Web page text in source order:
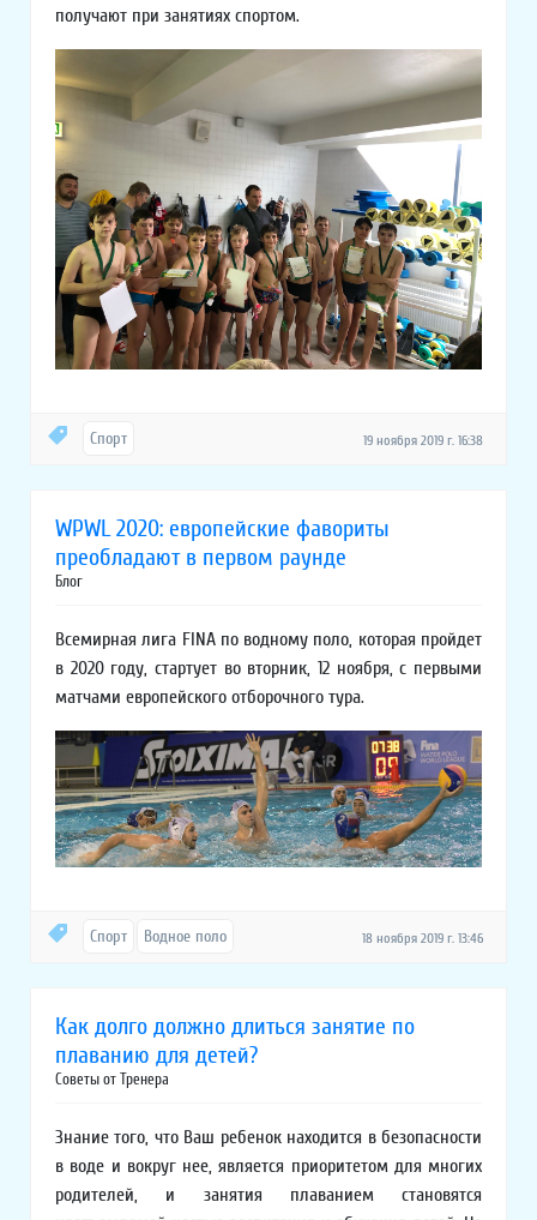
получают при занятиях спортом.
19 ноября 2019 г. 16:38
Спорт
WPWL 2020: европейские фавориты
преобладают в первом раунде
Блог
Всемирная лига FINA по водному поло, которая пройдет
в 2020 году, стартует во вторник, 12 ноября, с первыми
матчами европейского отборочного тура.
18 ноября 2019 г. 13:46
Спорт Водное поло
Как долго должно длиться занятие по
плаванию для детей?
Советы от Тренера
Знание того, что Ваш ребенок находится в безопасности
в воде и вокруг нее, является приоритетом для многих
родителей, и занятия плаванием становятся